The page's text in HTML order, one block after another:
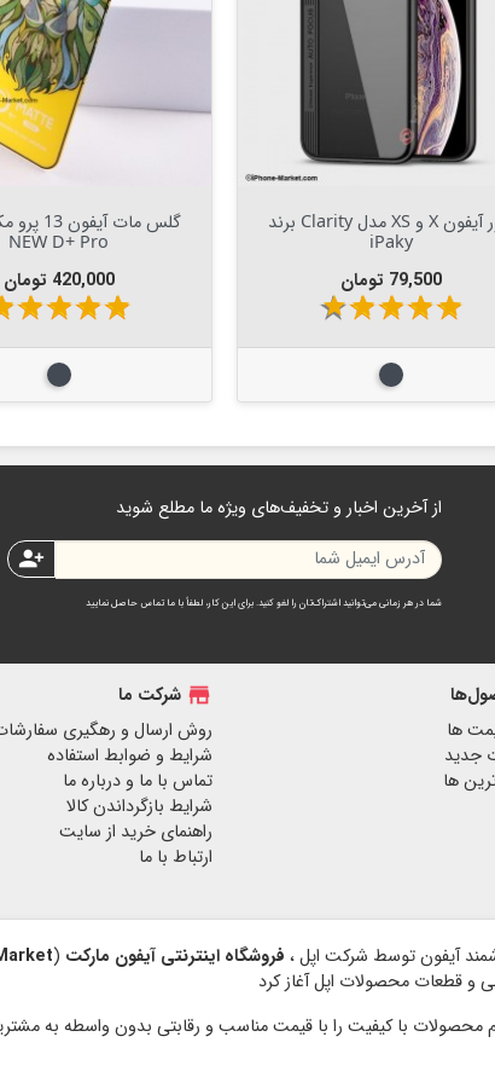
کاور آیفون X و XS مدل Clarity برند
iPaky
قیمت
79,500 تومان
star
star
star
star
star
مشکی
NEW D+ Pro
قیمت
420,000 تومان
star
star
star
star
مشکی
از آخرین اخبار و تخفیف‌های ویژه ما مطلع شوید
person_add
شما در هر زمانی می‌توانید اشتراک‌تان را لغو کنید. برای این کار، لطفاً با ما تماس حاصل نمایید
ها
جدید
ها
store شرکت ما
روش ارسال و رهگیری
شرایط و ضوابط استفاده
تماس با ما و درباره ما
شرایط بازگرداندن کالا
راهنمای خرید از سایت
ارتباط با ما
فروشگاه اینترنتی آیفون مارکت (
و قطعات محصولات اپل آغاز کرد